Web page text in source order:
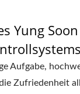
CO.,
Yung Soon
Aufgabe,
Zufriedenheit